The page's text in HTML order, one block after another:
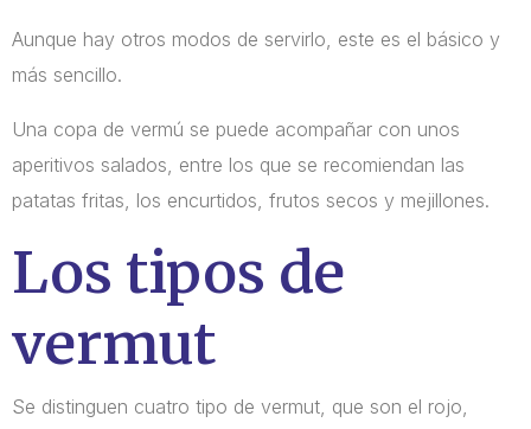
Aunque hay otros modos de servirlo, este es el básico y
más sencillo.
Una copa de vermú se puede acompañar con unos
aperitivos salados, entre los que se recomiendan las
patatas fritas, los encurtidos, frutos secos y mejillones.
Los tipos de
vermut
Se distinguen cuatro tipo de vermut, que son el rojo,